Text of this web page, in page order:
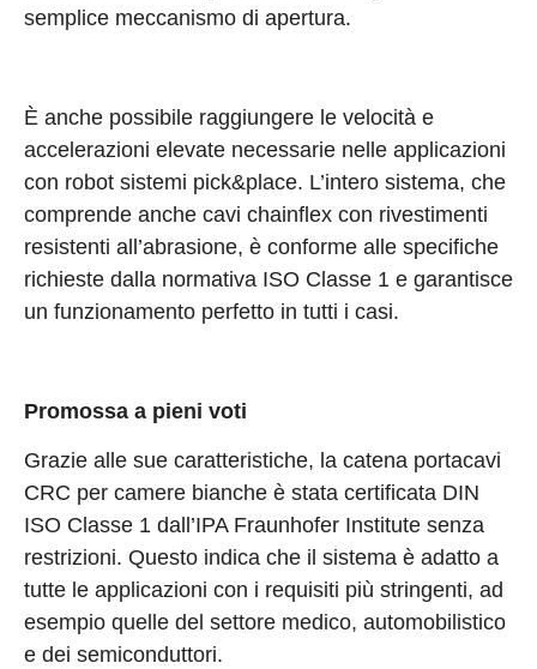
semplice meccanismo di apertura.
È anche possibile raggiungere le velocità e
accelerazioni elevate necessarie nelle applicazioni
con robot sistemi pick&place. L’intero sistema, che
comprende anche cavi chainflex con rivestimenti
resistenti all’abrasione, è conforme alle specifiche
richieste dalla normativa ISO Classe 1 e garantisce
un funzionamento perfetto in tutti i casi.
Promossa a pieni voti
Grazie alle sue caratteristiche, la catena portacavi
CRC per camere bianche è stata certificata DIN
ISO Classe 1 dall’IPA Fraunhofer Institute senza
restrizioni. Questo indica che il sistema è adatto a
tutte le applicazioni con i requisiti più stringenti, ad
esempio quelle del settore medico, automobilistico
e dei semiconduttori.